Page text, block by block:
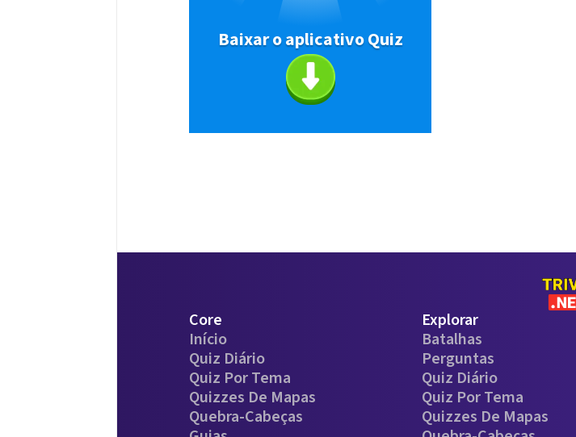
Baixar o aplicativo Quiz
Core
Início
Quiz Diário
Quiz Por Tema
Quizzes De Mapas
Quebra-Cabeças
Explorar
Batalhas
Perguntas
Quiz Diário
Quiz Por Tema
Quizzes De Mapas